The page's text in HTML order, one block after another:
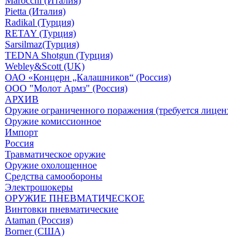
Pietta (Италия)
Radikal (Турция)
RETAY (Турция)
Sarsilmaz(Турция)
TEDNA Shotgun (Турция)
Webley&Scott (UK)
ОАО «Концерн „Калашников“ (Россия)
ООО "Молот Армз" (Россия)
АРХИВ
Оружие ограниченного поражения (требуется
Оружие комиссионное
Импорт
Россия
Травматическое оружие
Оружие охолощенное
Средства самообороны
Электрошокеры
ОРУЖИЕ ПНЕВМАТИЧЕСКОЕ
Винтовки пневматические
Ataman (Россия)
Borner (США)